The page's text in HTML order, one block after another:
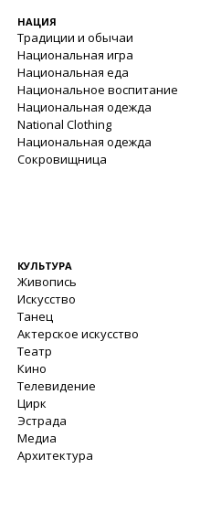
НАЦИЯ
Традиции и обычаи
Национальная игра
Национальная еда
Национальное воспитание
Национальная одежда
National Clothing
Национальная одежда
Сокровищница
КУЛЬТУРА
Живопись
Искусство
Танец
Актерское искусство
Театр
Кино
Телевидение
Цирк
Эстрада
Медиа
Архитектура